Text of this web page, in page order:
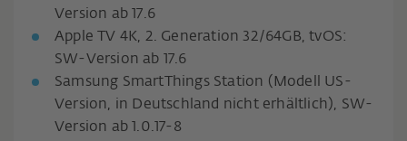
Version ab 17.6
Apple TV 4K, 2. Generation 32/64GB, tvOS:
SW-Version ab 17.6
Samsung SmartThings Station (Modell US-
Version, in Deutschland nicht erhältlich), SW-
Version ab 1.0.17-8